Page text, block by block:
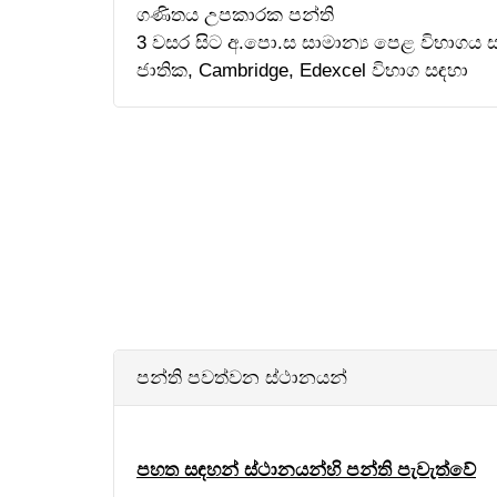
ගණිතය උපකාරක පන්ති
3 වසර සිට අ.පො.ස සාමාන්‍ය පෙළ විභාගය
ජාතික, Cambridge, Edexcel විභාග සඳහා
පන්ති පවත්වන ස්ථානයන්
පහත සඳහන් ස්ථානයන්හි පන්ති පැවැත්වේ